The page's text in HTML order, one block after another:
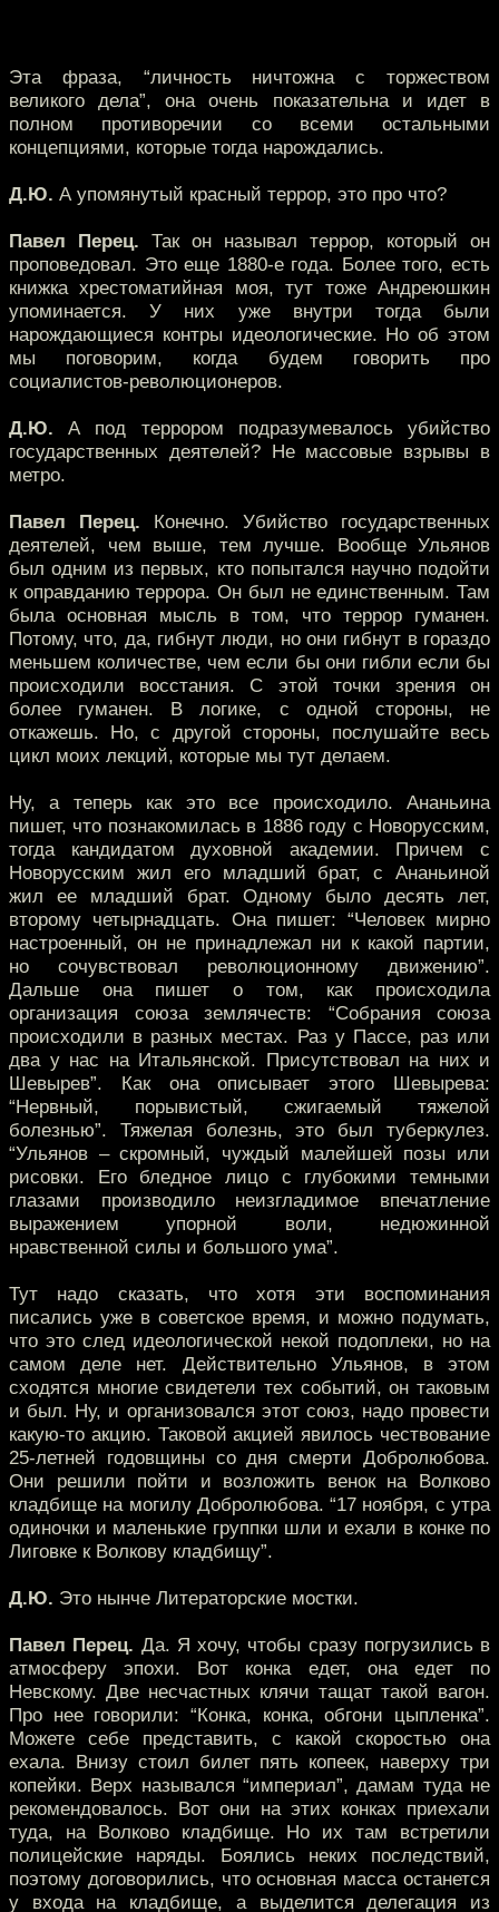
Эта фраза, “личность ничтожна с торжеством
великого дела”, она очень показательна и идет в
полном противоречии со всеми остальными
концепциями, которые тогда нарождались.
Д.Ю. А упомянутый красный террор, это про что?
Павел Перец. Так он называл террор, который он
проповедовал. Это еще 1880-е года. Более того, есть
книжка хрестоматийная моя, тут тоже Андреюшкин
упоминается. У них уже внутри тогда были
нарождающиеся контры идеологические. Но об этом
мы поговорим, когда будем говорить про
социалистов-революционеров.
Д.Ю. А под террором подразумевалось убийство
государственных деятелей? Не массовые взрывы в
метро.
Павел Перец. Конечно. Убийство государственных
деятелей, чем выше, тем лучше. Вообще Ульянов
был одним из первых, кто попытался научно подойти
к оправданию террора. Он был не единственным. Там
была основная мысль в том, что террор гуманен.
Потому, что, да, гибнут люди, но они гибнут в гораздо
меньшем количестве, чем если бы они гибли если бы
происходили восстания. С этой точки зрения он
более гуманен. В логике, с одной стороны, не
откажешь. Но, с другой стороны, послушайте весь
цикл моих лекций, которые мы тут делаем.
Ну, а теперь как это все происходило. Ананьина
пишет, что познакомилась в 1886 году с Новорусским,
тогда кандидатом духовной академии. Причем с
Новорусским жил его младший брат, с Ананьиной
жил ее младший брат. Одному было десять лет,
второму четырнадцать. Она пишет: “Человек мирно
настроенный, он не принадлежал ни к какой партии,
но сочувствовал революционному движению”.
Дальше она пишет о том, как происходила
организация союза землячеств: “Собрания союза
происходили в разных местах. Раз у Пассе, раз или
два у нас на Итальянской. Присутствовал на них и
Шевырев”. Как она описывает этого Шевырева:
“Нервный, порывистый, сжигаемый тяжелой
болезнью”. Тяжелая болезнь, это был туберкулез.
“Ульянов – скромный, чуждый малейшей позы или
рисовки. Его бледное лицо с глубокими темными
глазами производило неизгладимое впечатление
выражением упорной воли, недюжинной
нравственной силы и большого ума”.
Тут надо сказать, что хотя эти воспоминания
писались уже в советское время, и можно подумать,
что это след идеологической некой подоплеки, но на
самом деле нет. Действительно Ульянов, в этом
сходятся многие свидетели тех событий, он таковым
и был. Ну, и организовался этот союз, надо провести
какую-то акцию. Таковой акцией явилось чествование
25-летней годовщины со дня смерти Добролюбова.
Они решили пойти и возложить венок на Волково
кладбище на могилу Добролюбова. “17 ноября, с утра
одиночки и маленькие группки шли и ехали в конке по
Лиговке к Волкову кладбищу”.
Д.Ю. Это нынче Литераторские мостки.
Павел Перец. Да. Я хочу, чтобы сразу погрузились в
атмосферу эпохи. Вот конка едет, она едет по
Невскому. Две несчастных клячи тащат такой вагон.
Про нее говорили: “Конка, конка, обгони цыпленка”.
Можете себе представить, с какой скоростью она
ехала. Внизу стоил билет пять копеек, наверху три
копейки. Верх назывался “империал”, дамам туда не
рекомендовалось. Вот они на этих конках приехали
туда, на Волково кладбище. Но их там встретили
полицейские наряды. Боялись неких последствий,
поэтому договорились, что основная масса останется
у входа на кладбище, а выделится делегация из